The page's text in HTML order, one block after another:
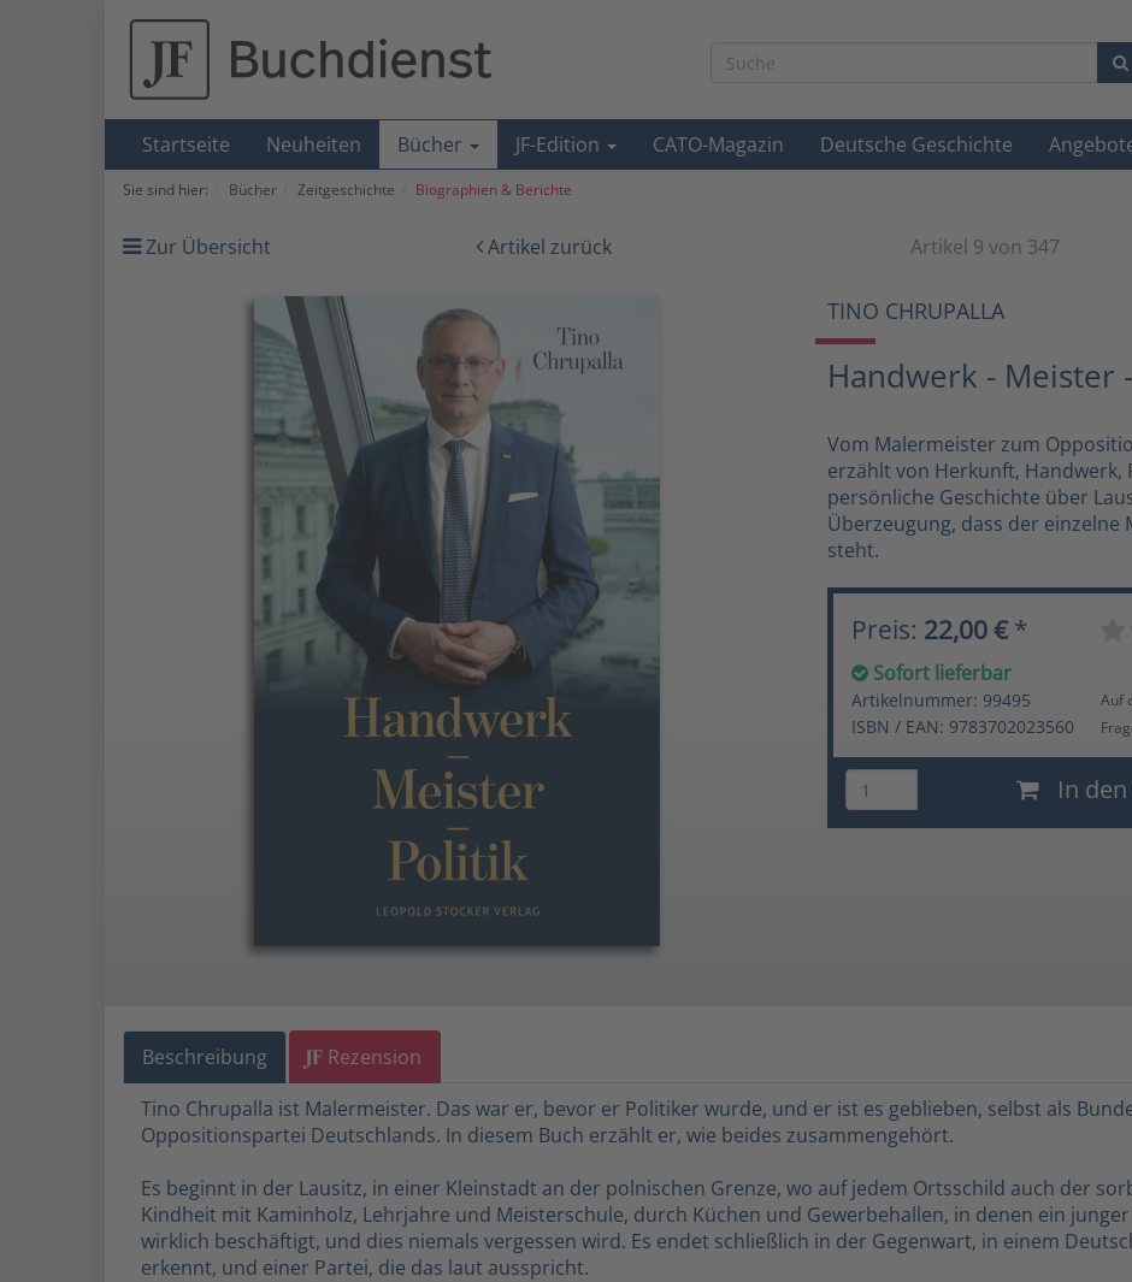
Startseite Neuheiten Bücher JF-Edition CATO-Magazin Deutsche Geschichte
Sie sind hier: Bücher Zeitgeschichte Biographien & Berichte
Zur Übersicht Artikel zurück Artikel 9 von 347
TINO CHRUPALLA
Handwerk - Meister
Vom Malermeister zum
erzählt von Herkunft, Handwerk,
persönliche Geschichte über
Überzeugung, dass der
steht.
Preis: 22,00 € *
Sofort lieferbar
Artikelnummer: 99495
ISBN / EAN: 9783702023560
Auf
In
Beschreibung
Rezension
Tino Chrupalla ist Malermeister. Das war er, bevor er Politiker wurde, und er ist es geblieben, selbst als
Oppositionspartei Deutschlands. In diesem Buch erzählt er, wie beides zusammengehört.
Es beginnt in der Lausitz, in einer Kleinstadt an der polnischen Grenze, wo auf jedem Ortsschild auch der
Kindheit mit Kaminholz, Lehrjahre und Meisterschule, durch Küchen und Gewerbehallen, in denen ein
wirklich beschäftigt, und dies niemals vergessen wird. Es endet schließlich in der Gegenwart, in einem
erkennt, und einer Partei, die das laut ausspricht.